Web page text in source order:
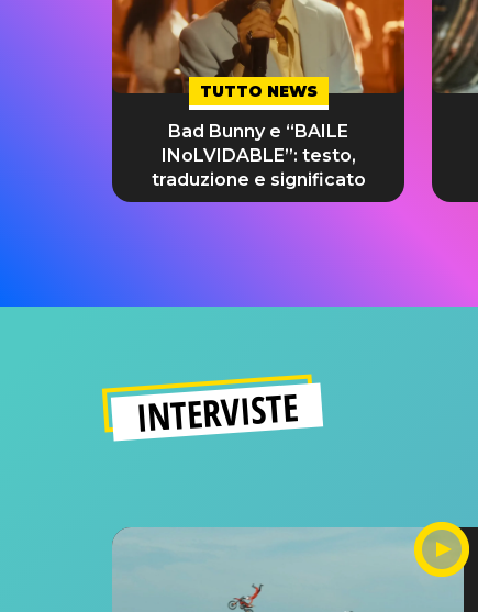
TUTTO NEWS
Bad Bunny e “BAILE
INoLVIDABLE”: testo,
traduzione e significato
INTERVISTE